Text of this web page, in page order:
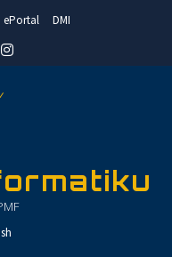
ePortal DMI